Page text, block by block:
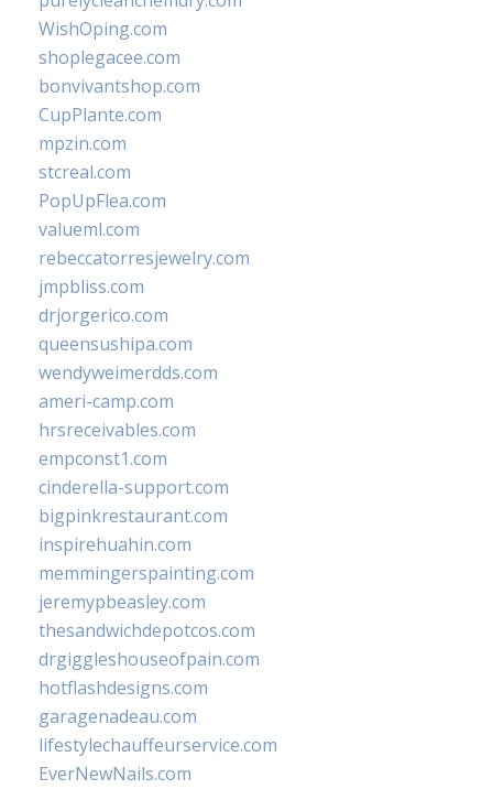
WishOping.com
shoplegacee.com
bonvivantshop.com
CupPlante.com
mpzin.com
stcreal.com
PopUpFlea.com
valueml.com
rebeccatorresjewelry.com
jmpbliss.com
drjorgerico.com
queensushipa.com
wendyweimerdds.com
ameri-camp.com
hrsreceivables.com
empconst1.com
cinderella-support.com
bigpinkrestaurant.com
inspirehuahin.com
memmingerspainting.com
jeremypbeasley.com
thesandwichdepotcos.com
drgiggleshouseofpain.com
hotflashdesigns.com
garagenadeau.com
lifestylechauffeurservice.com
EverNewNails.com